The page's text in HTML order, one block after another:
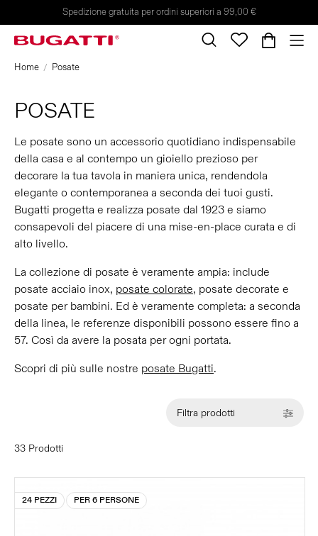
Spedizione gratuita per ordini superiori a 99,00 €
Home Posate
POSATE
Le posate sono un accessorio quotidiano indispensabile
della casa e al contempo un gioiello prezioso per
decorare la tua tavola in maniera unica, rendendola
elegante o contemporanea a seconda dei tuoi gusti.
Bugatti progetta e realizza posate dal 1923 e siamo
consapevoli del piacere di una mise-en-place curata e di
alto livello.
La collezione di posate è veramente ampia: include
posate acciaio inox, posate colorate, posate decorate e
posate per bambini. Ed è veramente completa: a seconda
della linea, le referenze disponibili possono essere fino a
57. Così da avere la posata per ogni portata.
Scopri di più sulle nostre posate Bugatti.
Filtra prodotti
33 Prodotti
24 PEZZI PER 6 PERSONE